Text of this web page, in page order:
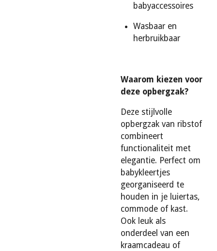
babyaccessoires
Wasbaar en
herbruikbaar
Waarom kiezen voor
deze opbergzak?
Deze stijlvolle
opbergzak van ribstof
combineert
functionaliteit met
elegantie. Perfect om
babykleertjes
georganiseerd te
houden in je luiertas,
commode of kast.
Ook leuk als
onderdeel van een
kraamcadeau of